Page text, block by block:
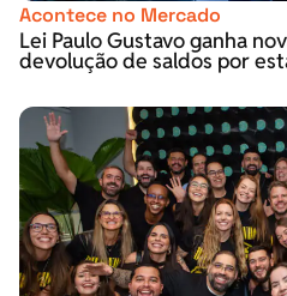
Acontece no Mercado
Lei Paulo Gustavo ganha
devolução de saldos por